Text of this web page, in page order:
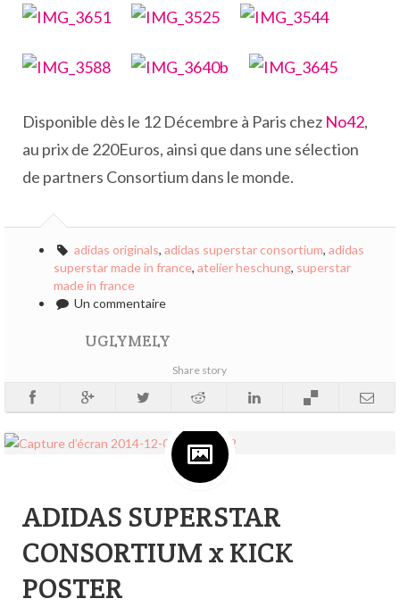
Disponible dès le 12 Décembre à Paris chez No42,
au prix de 220Euros, ainsi que dans une sélection
de partners Consortium dans le monde.
adidas originals, adidas superstar consortium, adidas
superstar made in france, atelier heschung, superstar
made in france
Un commentaire
UGLYMELY
Share story
ADIDAS SUPERSTAR
CONSORTIUM x KICK
POSTER